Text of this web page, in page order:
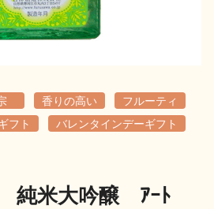
地酒蔵元会検定
香りの高い
フルーティ
フト
バレンタインデーギフト
米大吟醸 ｱｰﾄ